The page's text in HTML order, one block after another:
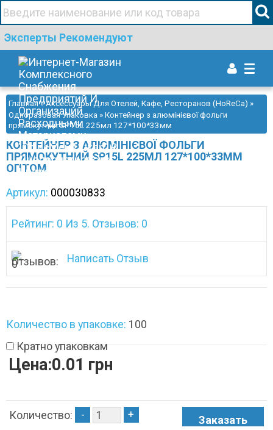
Эксперты Рекомендуют
+38(067)506 44 19
Главная»Аксессуары Для Отелей, Кафе, Ресторанов (HoReCa) »
Одноразовая Упаковка » Контейнер з алюмінієвої фольги
прямокутний SP15L 225мл 127*100*33мм
КОНТЕЙНЕР З АЛЮМІНІЄВОЇ ФОЛЬГИ
ПРЯМОКУТНИЙ SP15L 225МЛ 127*100*33ММ
ОПТОМ
Артикул: 000030833
Рейтинг: 0 Из 5. Отзывов: 0
Написать Отзыв
Количество в упаковке: 100
Кратно упаковкам
Цена:0.01 грн
Количество: - +